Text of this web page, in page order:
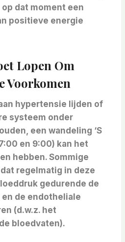
dat moment een
positieve energie
Lopen Om
Voorkomen
hypertensie lijden of
systeem onder
een wandeling ‘S
en 9:00) kan het
hebben. Sommige
regelmatig in deze
gedurende de
de endotheliale
(d.w.z. het
bloedvaten).